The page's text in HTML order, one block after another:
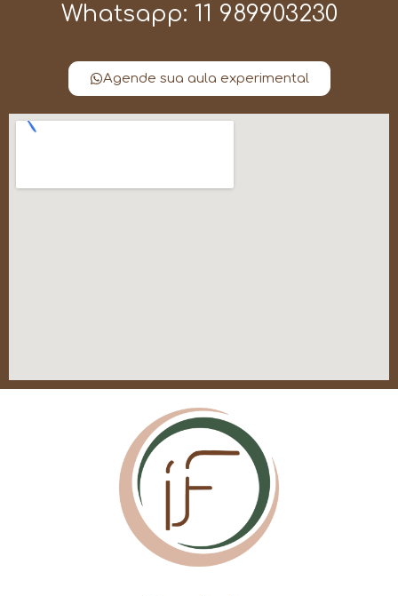
Whatsapp: 11 989903230
Agende sua aula experimental